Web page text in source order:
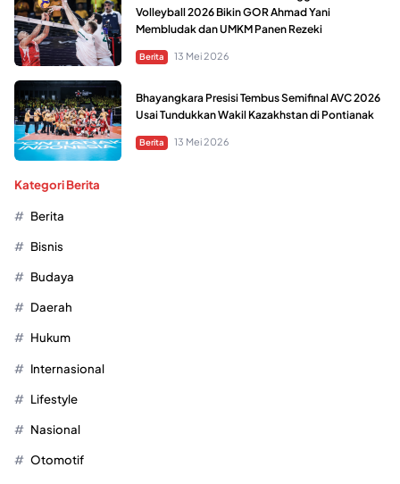
Volleyball 2026 Bikin GOR Ahmad Yani
Membludak dan UMKM Panen Rezeki
Berita 13 Mei 2026
Bhayangkara Presisi Tembus Semifinal AVC 2026
Usai Tundukkan Wakil Kazakhstan di Pontianak
Berita 13 Mei 2026
Kategori Berita
Berita
Bisnis
Budaya
Daerah
Hukum
Internasional
Lifestyle
Nasional
Otomotif